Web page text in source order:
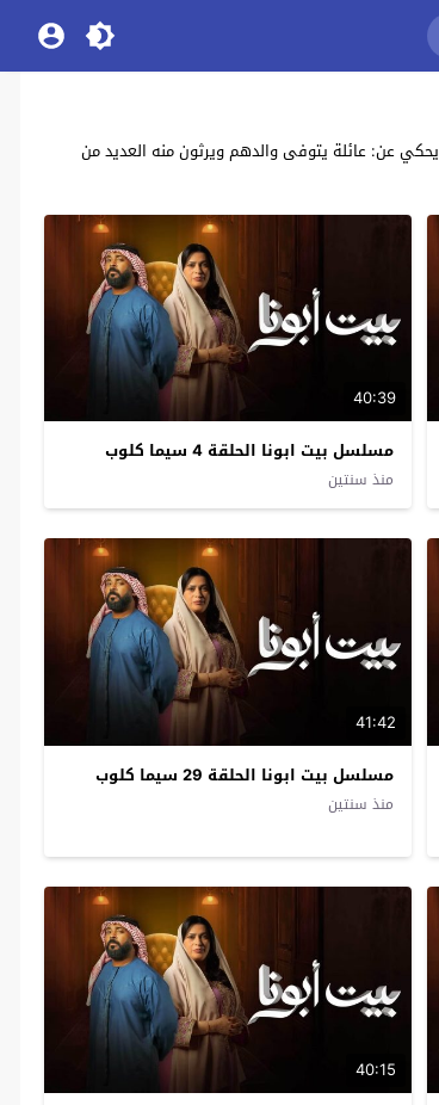
مشاهدة وتحميل جميع حلقات مسلسل الكوميديا الإماراتي “بيت ابونا” بطولة: مروان عبدالله ، أحمد العونان ، صوغة ، طارق العلي ، عبدالله خليل ، سعيد سالم bayt abuna يحكي عن: عائلة يتوفى والدهم ويرثون منه العديد من
40:39
مسلسل بيت ابونا الحلقة 4 سيما كلوب
منذ سنتين
41:42
مسلسل بيت ابونا الحلقة 29 سيما كلوب
منذ سنتين
40:15